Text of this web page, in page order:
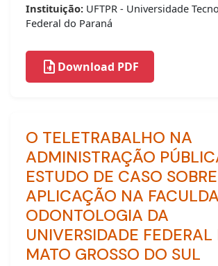
Instituição:UFTPR - Universidade
Federal do Paraná
Download PDF
O TELETRABALHO NA
ADMINISTRAÇÃO
ESTUDO DE CASO
APLICAÇÃO NA
ODONTOLOGIA DA
UNIVERSIDADE FEDERAL
MATO GROSSO DO SUL